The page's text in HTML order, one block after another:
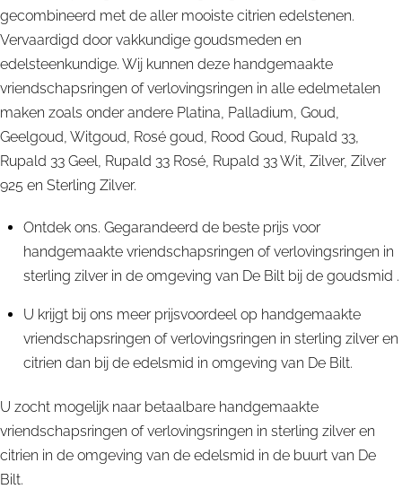
gecombineerd met de aller mooiste citrien edelstenen.
Vervaardigd door vakkundige goudsmeden en
edelsteenkundige. Wij kunnen deze handgemaakte
vriendschapsringen of verlovingsringen in alle edelmetalen
maken zoals onder andere Platina, Palladium, Goud,
Geelgoud, Witgoud, Rosé goud, Rood Goud, Rupald 33,
Rupald 33 Geel, Rupald 33 Rosé, Rupald 33 Wit, Zilver, Zilver
925 en Sterling Zilver.
Ontdek ons. Gegarandeerd de beste prijs voor
handgemaakte vriendschapsringen of verlovingsringen in
sterling zilver in de omgeving van De Bilt bij de goudsmid .
U krijgt bij ons meer prijsvoordeel op handgemaakte
vriendschapsringen of verlovingsringen in sterling zilver en
citrien dan bij de edelsmid in omgeving van De Bilt.
U zocht mogelijk naar betaalbare handgemaakte
vriendschapsringen of verlovingsringen in sterling zilver en
citrien in de omgeving van de edelsmid in de buurt van De
Bilt.